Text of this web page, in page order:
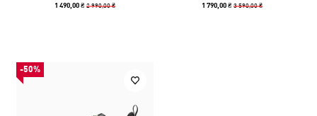
1 490,00 ₴2 990,00 ₴ 1 790,00 ₴3 590,00 ₴
-50%